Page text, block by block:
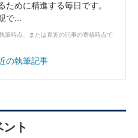
ために精進する毎日です。
で...
筆時点、または直近の記事の寄稿時点で
の執筆記事
ト